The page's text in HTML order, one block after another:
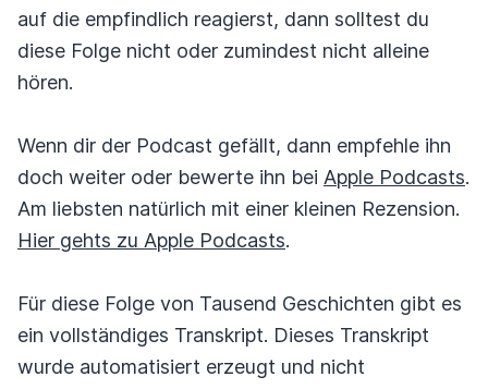
auf die empfindlich reagierst, dann solltest du
diese Folge nicht oder zumindest nicht alleine
hören.
Wenn dir der Podcast gefällt, dann empfehle ihn
doch weiter oder bewerte ihn bei Apple Podcasts.
Am liebsten natürlich mit einer kleinen Rezension.
Hier gehts zu Apple Podcasts.
Für diese Folge von Tausend Geschichten gibt es
ein vollständiges Transkript. Dieses Transkript
wurde automatisiert erzeugt und nicht